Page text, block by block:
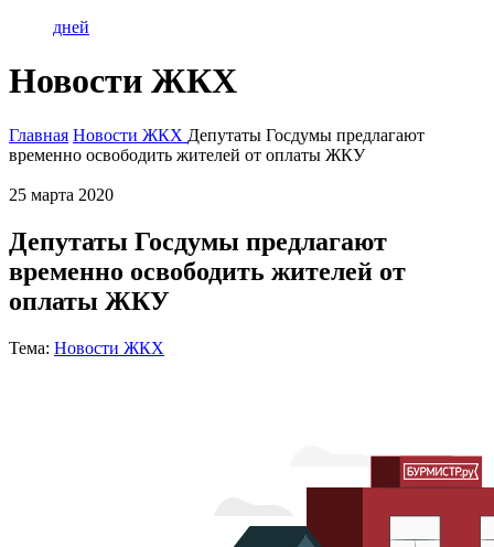
дней
Новости ЖКХ
Главная Новости ЖКХ Депутаты Госдумы предлагают
временно освободить жителей от оплаты ЖКУ
25 марта 2020
Депутаты Госдумы предлагают
временно освободить жителей от
оплаты ЖКУ
Тема: Новости ЖКХ